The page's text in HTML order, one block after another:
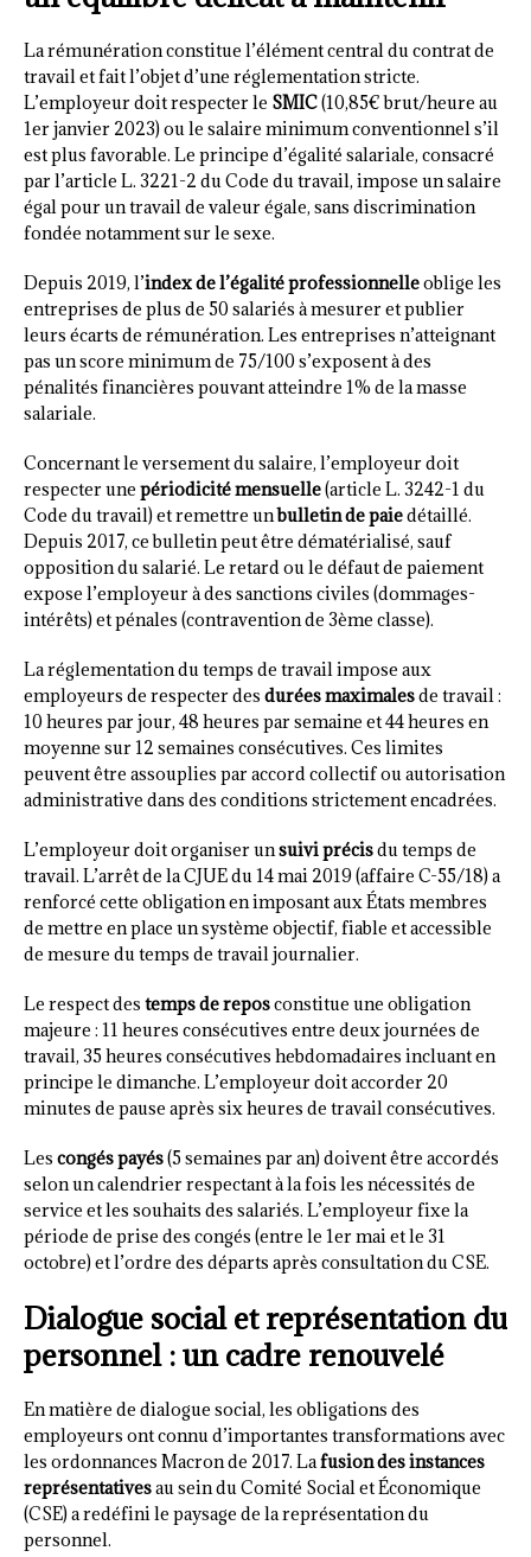
La rémunération constitue l’élément central du contrat de
travail et fait l’objet d’une réglementation stricte.
L’employeur doit respecter le SMIC(10,85€ brut/heure au
1er janvier 2023) ou le salaire minimum conventionnel s’il
est plus favorable. Le principe d’égalité salariale, consacré
par l’article L. 3221-2 du Code du travail, impose un salaire
égal pour un travail de valeur égale, sans discrimination
fondée notamment sur le sexe.
Depuis 2019, l’index de l’égalité professionnelleoblige les
entreprises de plus de 50 salariés à mesurer et publier
leurs écarts de rémunération. Les entreprises n’atteignant
pas un score minimum de 75/100 s’exposent à des
pénalités financières pouvant atteindre 1% de la masse
salariale.
Concernant le versement du salaire, l’employeur doit
respecter une périodicité mensuelle(article L. 3242-1 du
Code du travail) et remettre unbulletin de paiedétaillé.
Depuis 2017, ce bulletin peut être dématérialisé, sauf
opposition du salarié. Le retard ou le défaut de paiement
expose l’employeur à des sanctions civiles (dommages-
intérêts) et pénales (contravention de 3ème classe).
La réglementation du temps de travail impose aux
employeurs de respecter des durées maximalesde travail :
10 heures par jour, 48 heures par semaine et 44 heures en
moyenne sur 12 semaines consécutives. Ces limites
peuvent être assouplies par accord collectif ou autorisation
administrative dans des conditions strictement encadrées.
L’employeur doit organiser unsuivi précisdu temps de
travail. L’arrêt de la CJUE du 14 mai 2019 (affaire C-55/18) a
renforcé cette obligation en imposant aux États membres
de mettre en place un système objectif, fiable et accessible
de mesure du temps de travail journalier.
Le respect des temps de reposconstitue une obligation
majeure : 11 heures consécutives entre deux journées de
travail, 35 heures consécutives hebdomadaires incluant en
principe le dimanche. L’employeur doit accorder 20
minutes de pause après six heures de travail consécutives.
Les congés payés(5 semaines par an) doivent être accordés
selon un calendrier respectant à la fois les nécessités de
service et les souhaits des salariés. L’employeur fixe la
période de prise des congés (entre le 1er mai et le 31
octobre) et l’ordre des départs après consultation du CSE.
Dialogue social et représentation du
personnel : un cadre renouvelé
En matière de dialogue social, les obligations des
employeurs ont connu d’importantes transformations avec
les ordonnances Macron de 2017. Lafusion des instances
représentativesau sein du Comité Social et Économique
(CSE) a redéfini le paysage de la représentation du
personnel.